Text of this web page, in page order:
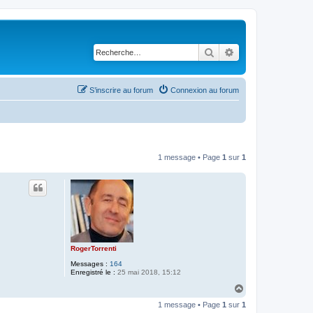
Rechercher
Connexion au forum
S’inscrire au forum
1 message • Page 1 sur 1
RogerTorrenti
Messages : 164
Enregistré le : 25 mai 2018, 15:12
u
1 message • Page 1 sur 1